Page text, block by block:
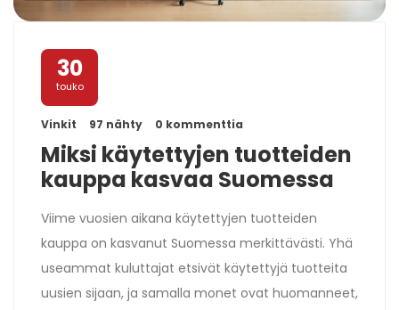
30
touko
Vinkit 97 nähty 0 kommenttia
Miksi käytettyjen tuotteiden
kauppa kasvaa Suomessa
Viime vuosien aikana käytettyjen tuotteiden
kauppa on kasvanut Suomessa merkittävästi. Yhä
useammat kuluttajat etsivät käytettyjä tuotteita
uusien sijaan, ja samalla monet ovat huomanneet,